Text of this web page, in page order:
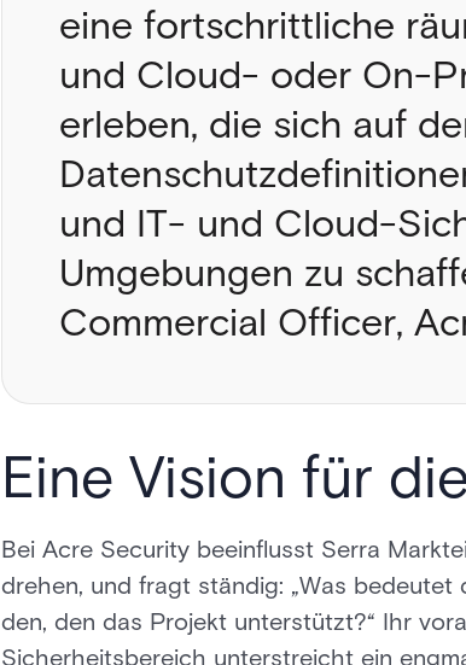
eine fortschrittliche
und Cloud- oder On-
erleben, die sich auf
und IT- und Cloud-
Umgebungen zu
Commercial Officer,
Eine Vision für
Bei Acre Security beeinflusst Serra
drehen, und fragt ständig: „Was
den, den das Projekt unterstützt?“ Ihr
Sicherheitsbereich unterstreicht ein